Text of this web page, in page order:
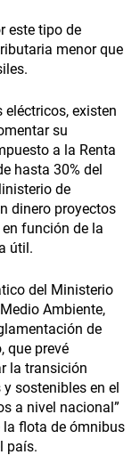
este tipo de
menor que
existen
su
a la Renta
hasta 30% del
de
dinero proyectos
función de la
útil.
del Ministerio
Ambiente,
de
que prevé
la transición
sostenibles en el
a nivel nacional”
la flota de ómnibus
país.